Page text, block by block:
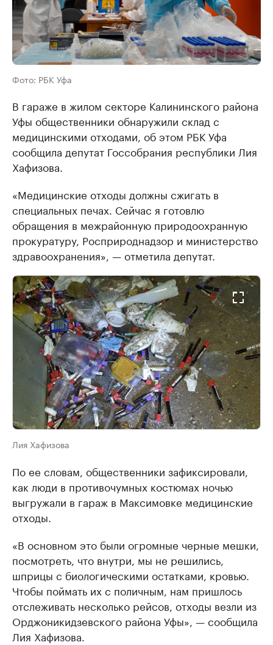
Фото: РБК Уфа
В гараже в жилом секторе Калининского района
Уфы общественники обнаружили склад с
медицинскими отходами, об этом РБК Уфа
сообщила депутат Госсобрания республики Лия
Хафизова.
«Медицинские отходы должны сжигать в
специальных печах. Сейчас я готовлю
обращения в межрайонную природоохранную
прокуратуру, Росприроднадзор и министерство
здравоохранения», — отметила депутат.
Лия Хафизова
По ее словам, общественники зафиксировали,
как люди в противочумных костюмах ночью
выгружали в гараж в Максимовке медицинские
отходы.
«В основном это были огромные черные мешки,
посмотреть, что внутри, мы не решились,
шприцы с биологическими остатками, кровью.
Чтобы поймать их с поличным, нам пришлось
отслеживать несколько рейсов, отходы везли из
Орджоникидзевского района Уфы», — сообщила
Лия Хафизова.